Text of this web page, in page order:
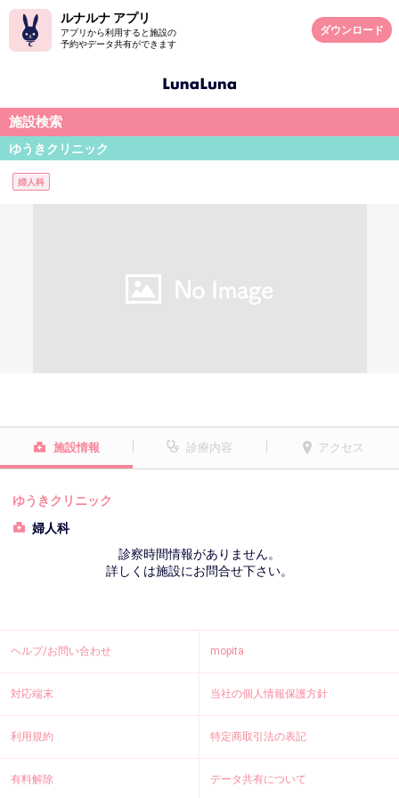
ルナルナ アプリ
アプリから利用すると施設の
予約やデータ共有ができます
ダウンロード
施設検索
ゆうきクリニック
婦人科
施設情報 診療内容 アクセス
ゆうきクリニック
婦人科
診察時間情報がありません。
詳しくは施設にお問合せ下さい。
ヘルプ/お問い合わせ mopita
対応端末 当社の個人情報保護方針
利用規約 特定商取引法の表記
有料解除 データ共有について